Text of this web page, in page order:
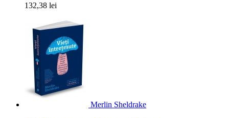
132,38 lei
Merlin Sheldrake